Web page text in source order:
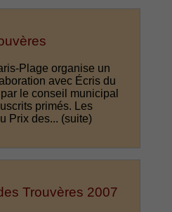
Plage organise un
avec Écris du
le conseil municipal
primés. Les
Prix des... (suite)
Trouvères 2007